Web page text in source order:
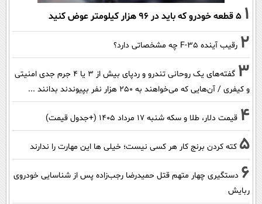
1 ۵ قطعه خودرو که باید در ۹۶ هزار کیلومتر عوض کنید
2 رقیب آینده F-35 چه مشخصاتی دارد؟
3
گفته‌های یک روحانی تندرو و ردپای بیش از ۳ یا ۴ جرم جدی امنیتی
و کیفری / آن‌هایی که می‌خواهند به ۲۵۰ هزار نفر بپیوندند بدانند ...
4 قیمت دلار، طلا و سکه شنبه ۱۷ مرداد ۱۴۰۵ (+جدول قیمت)
5 کته کردن برنج کار هر کسی نیست؛ خیلی ها این مهارت را ندارند
6 دستگیری چهار متهم قتل حمیدرضا رجب‌زاده پس از شناسایی خودروی
ربایش